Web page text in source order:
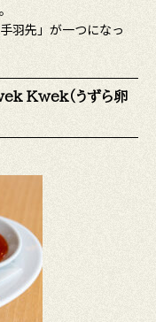
羽先」が一つになっ
Kwek（うずら卵